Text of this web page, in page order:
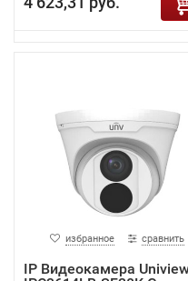
избранное сравнить
IP Видеокамера